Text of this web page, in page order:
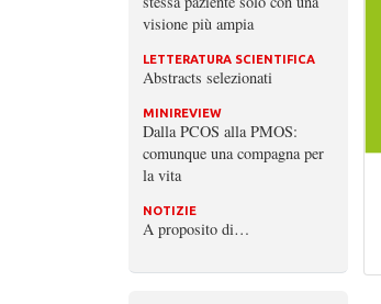
visione più ampia
LETTERATURA SCIENTIFICA
Abstracts selezionati
MINIREVIEW
Dalla PCOS alla PMOS:
comunque una compagna per
la vita
NOTIZIE
A proposito di…